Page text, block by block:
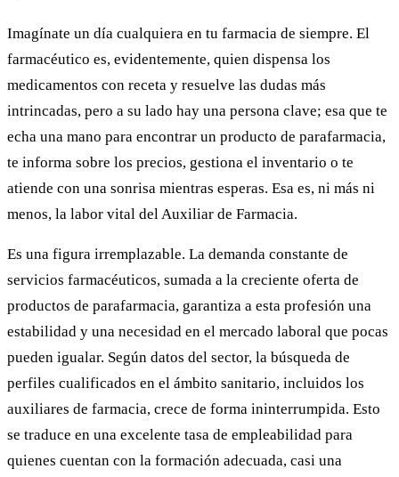
Imagínate un día cualquiera en tu farmacia de siempre. El
farmacéutico es, evidentemente, quien dispensa los
medicamentos con receta y resuelve las dudas más
intrincadas, pero a su lado hay una persona clave; esa que te
echa una mano para encontrar un producto de parafarmacia,
te informa sobre los precios, gestiona el inventario o te
atiende con una sonrisa mientras esperas. Esa es, ni más ni
menos, la labor vital del Auxiliar de Farmacia.
Es una figura irremplazable. La demanda constante de
servicios farmacéuticos, sumada a la creciente oferta de
productos de parafarmacia, garantiza a esta profesión una
estabilidad y una necesidad en el mercado laboral que pocas
pueden igualar. Según datos del sector, la búsqueda de
perfiles cualificados en el ámbito sanitario, incluidos los
auxiliares de farmacia, crece de forma ininterrumpida. Esto
se traduce en una excelente tasa de empleabilidad para
quienes cuentan con la formación adecuada, casi una